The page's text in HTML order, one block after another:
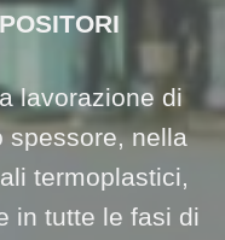
lavorazione di
spessore, nella
termoplastici,
in tutte le fasi di